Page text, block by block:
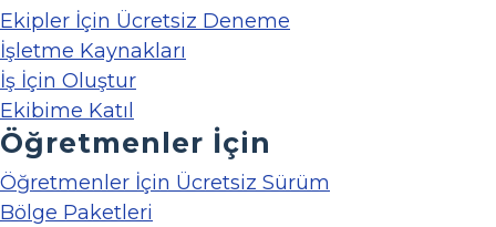
Ekipler İçin Ücretsiz Deneme
İşletme Kaynakları
İş İçin Oluştur
Ekibime Katıl
Öğretmenler İçin
Öğretmenler İçin Ücretsiz Sürüm
Bölge Paketleri